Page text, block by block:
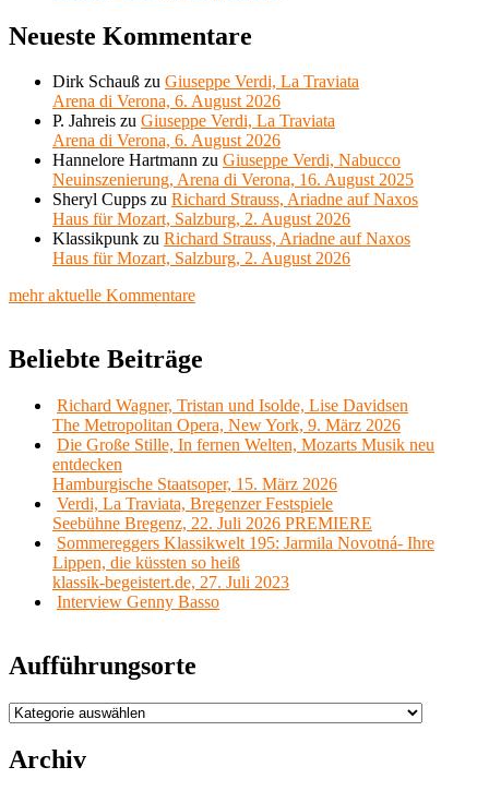
Neueste Kommentare
Dirk Schauß zu Giuseppe Verdi, La Traviata
Arena di Verona, 6. August 2026
P. Jahreis zu Giuseppe Verdi, La Traviata
Arena di Verona, 6. August 2026
Hannelore Hartmann zu Giuseppe Verdi, Nabucco
Neuinszenierung, Arena di Verona, 16. August 2025
Sheryl Cupps zu Richard Strauss, Ariadne auf Naxos
Haus für Mozart, Salzburg, 2. August 2026
Klassikpunk zu Richard Strauss, Ariadne auf Naxos
Haus für Mozart, Salzburg, 2. August 2026
mehr aktuelle Kommentare
Beliebte Beiträge
Richard Wagner, Tristan und Isolde, Lise Davidsen
The Metropolitan Opera, New York, 9. März 2026
Die Große Stille, In fernen Welten, Mozarts Musik neu
entdecken
Hamburgische Staatsoper, 15. März 2026
Verdi, La Traviata, Bregenzer Festspiele
Seebühne Bregenz, 22. Juli 2026 PREMIERE
Sommereggers Klassikwelt 195: Jarmila Novotná- Ihre
Lippen, die küssten so heiß
klassik-begeistert.de, 27. Juli 2023
Interview Genny Basso
Aufführungsorte
Aufführungsorte
Archiv